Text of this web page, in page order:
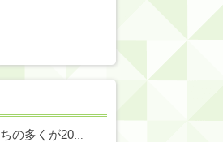
【悲報】英メディアのF1記者たちの多くが2026前半戦を終えて鈴鹿とスパをワーストレースに挙げてしまう